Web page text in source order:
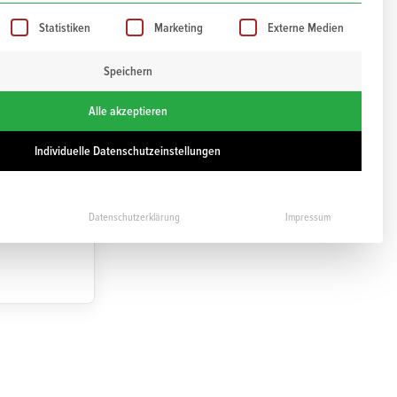
der Service-Gruppen, für die eine Einwilligung
Statistiken Marketing Externe Medien
Speichern
Alle akzeptieren
Individuelle Datenschutzeinstellungen
Datenschutzerklärung Impressum